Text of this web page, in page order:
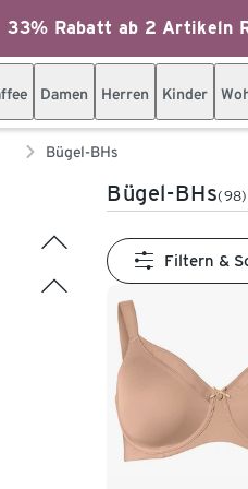
33% Rabatt ab 2 Artikeln
Damen Herren Kinder
Bügel-BHs
Bügel-BHs(98)
Filtern &